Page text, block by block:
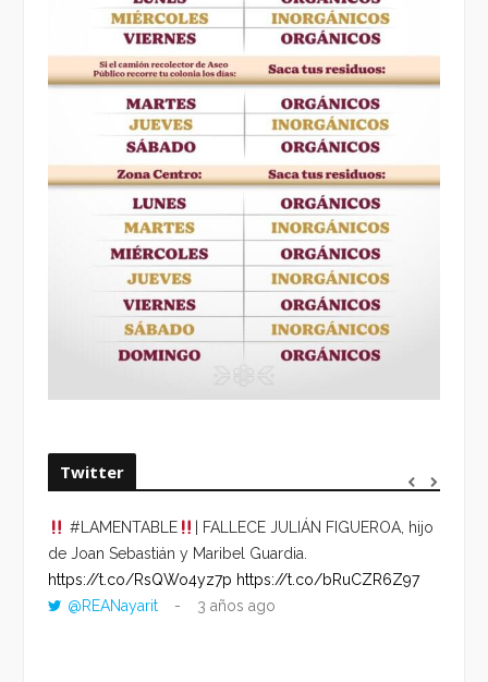
Twitter
#LAMENTABLE
| FALLECE JULIÁN FIGUEROA, hijo
de Joan Sebastián y Maribel Guardia.
https://t.co/RsQWo4yz7p https://t.co/bRuCZR6Z97
@REANayarit
3 años ago